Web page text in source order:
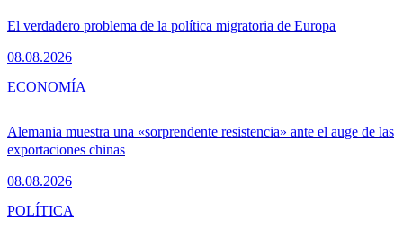
El verdadero problema de la política migratoria de Europa
08.08.2026
Alemania muestra una «sorprendente resistencia» ante el auge de las
exportaciones chinas
08.08.2026
ECONOMÍA
POLÍTICA